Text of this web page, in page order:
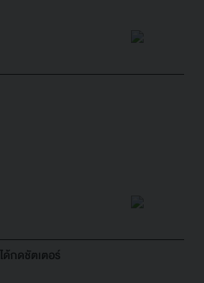
ด้กดชัตเตอร์